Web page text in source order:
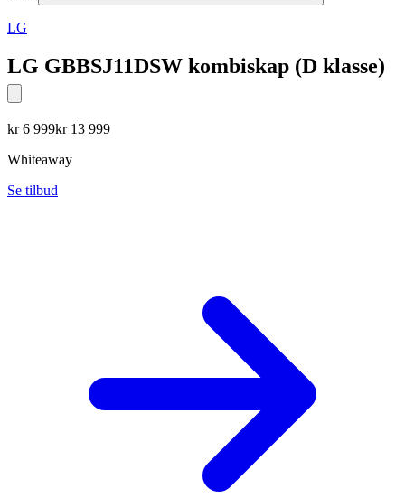
LG
LG GBBSJ11DSW kombiskap (D klasse)
kr6 999kr 13 999
Whiteaway
Se tilbud